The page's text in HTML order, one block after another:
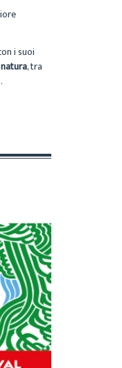
i suoi
, tra